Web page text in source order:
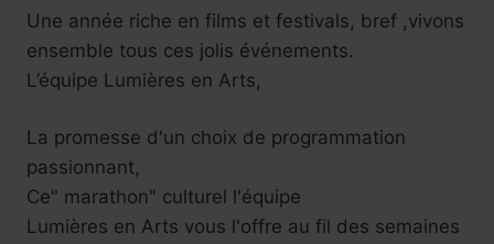
Réservez !
Une année riche en films et festivals, bref ,vivons
ensemble tous ces jolis événements.
L’équipe Lumières en Arts,
La promesse d'un choix de programmation
passionnant,
Ce" marathon" culturel l'équipe
Lumières en Arts vous l'offre au fil des semaines